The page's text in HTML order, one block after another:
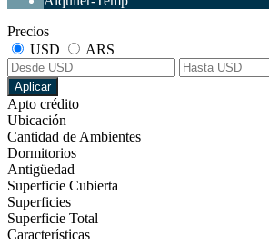
Precios
USD
ARS
Aplicar
Apto crédito
Ubicación
Cantidad de Ambientes
Dormitorios
Antigüedad
Superficie Cubierta
Superficies
Superficie Total
Características